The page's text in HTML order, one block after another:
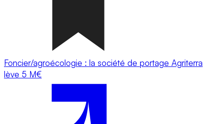
Foncier/agroécologie : la société de portage Agriterra
lève 5 M€